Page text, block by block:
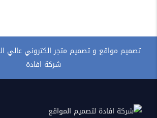
تصميم مواقع و تصميم متجر الكتروني عالي
شركة افادة